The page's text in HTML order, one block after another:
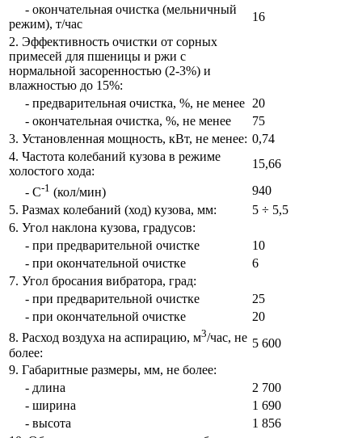
- окончательная очистка (мельничный
режим), т/час
16
2. Эффективность очистки от сорных
примесей для пшеницы и ржи с
нормальной засоренностью (2-3%) и
влажностью до 15%:
- предварительная очистка, %, не менее 20
- окончательная очистка, %, не менее
75
3. Установленная мощность, кВт, не менее: 0,74
4. Частота колебаний кузова в режиме
холостого хода:
15,66
- С-1 (кол/мин)
940
5. Размах колебаний (ход) кузова, мм:
5 ÷ 5,5
6. Угол наклона кузова, градусов:
- при предварительной очистке
10
- при окончательной очистке
6
7. Угол бросания вибратора, град:
- при предварительной очистке
25
- при окончательной очистке
20
8. Расход воздуха на аспирацию, м3/час, не
более:
5 600
9. Габаритные размеры, мм, не более:
- длина
2 700
- ширина
1 690
- высота
1 856